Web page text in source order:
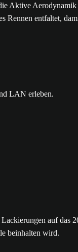
Aktive
Rennen entfaltet,
LAN erleben.
auf das
beinhalten wird.